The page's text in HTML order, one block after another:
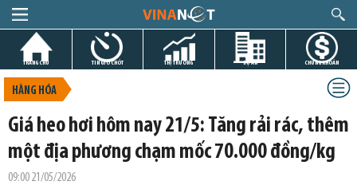
TRANG CHỦ TIN GIỜ CHÓT THỊ TRƯỜNG DỰ ÁN CHỨNG KHOÁN
HÀNG HÓA
Giá heo hơi hôm nay 21/5: Tăng rải rác, thêm
một địa phương chạm mốc 70.000 đồng/kg
09:00 21/05/2026